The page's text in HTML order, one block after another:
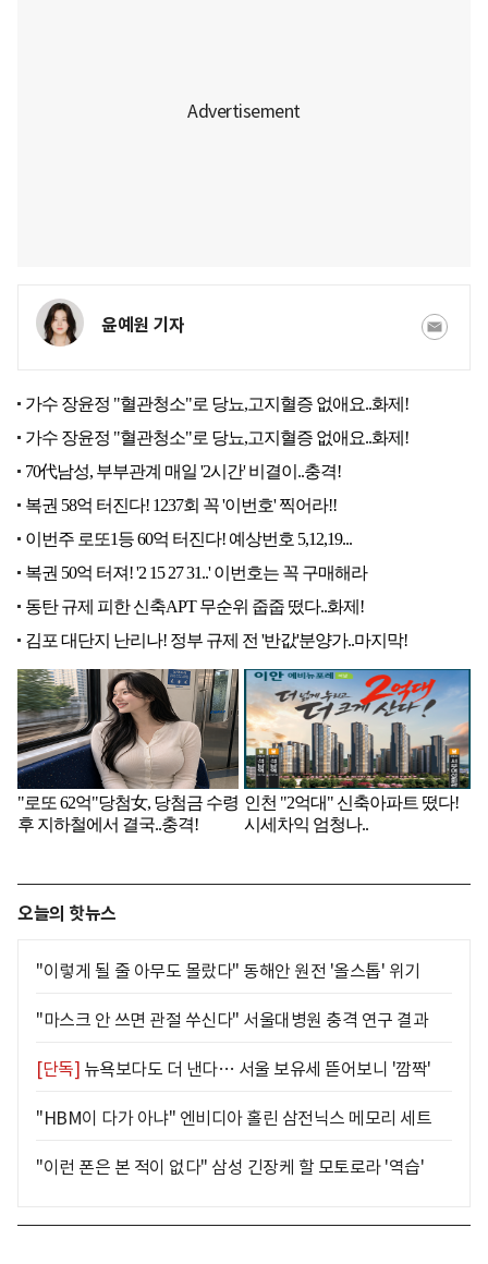
윤예원 기자
오늘의 핫뉴스
"이렇게 될 줄 아무도 몰랐다" 동해안 원전 '올스톱' 위기
"마스크 안 쓰면 관절 쑤신다" 서울대병원 충격 연구 결과
[단독] 뉴욕보다도 더 낸다… 서울 보유세 뜯어보니 '깜짝'
"HBM이 다가 아냐" 엔비디아 홀린 삼전닉스 메모리 세트
"이런 폰은 본 적이 없다" 삼성 긴장케 할 모토로라 '역습'